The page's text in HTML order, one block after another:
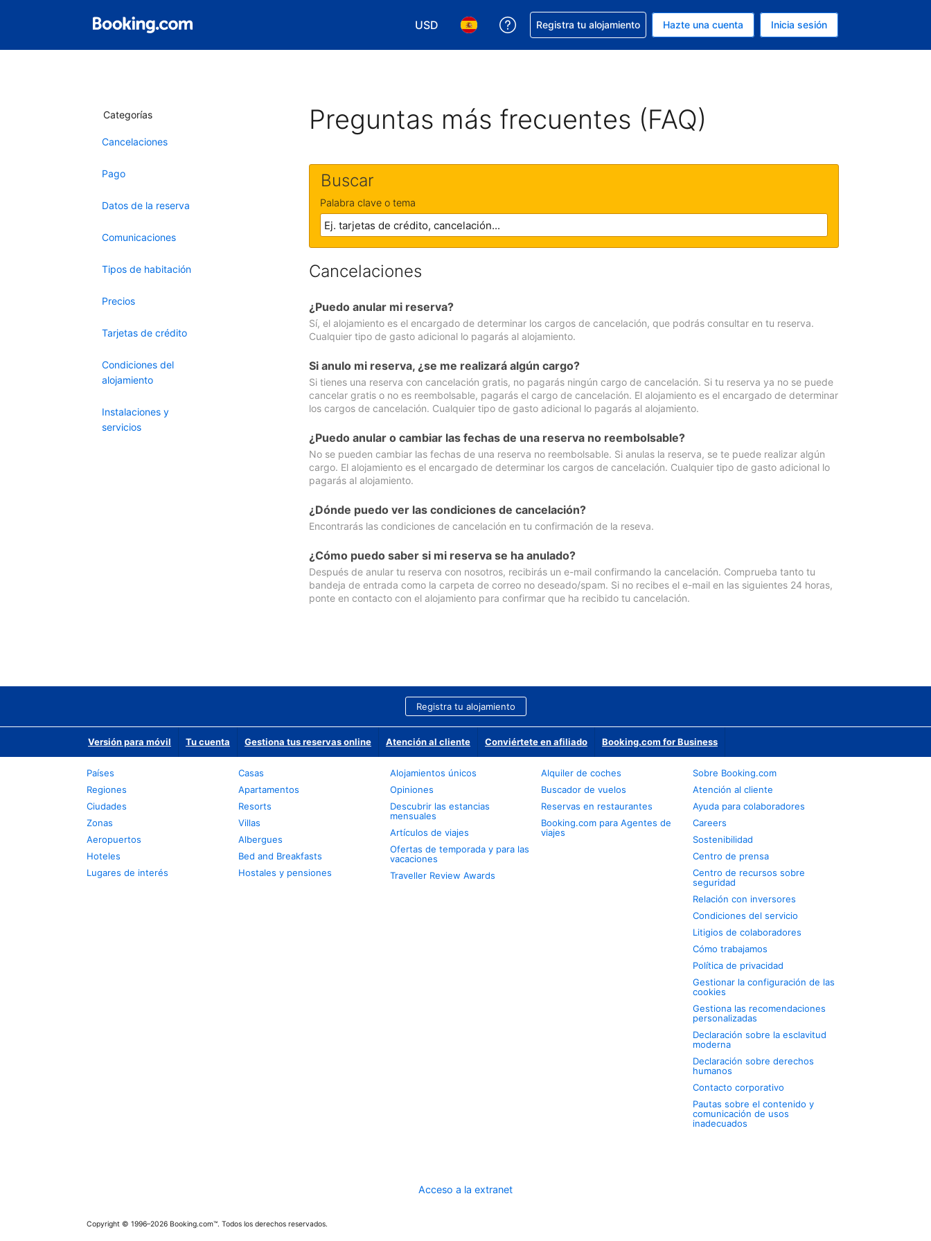
USD
Elegir tu moneda. Tu moneda actual es Dólar de EEUU
Elegir el idioma que prefieres. Tu idioma actual es Español
Obtener ayuda con la reserva
Registra tu alojamiento Hazte una cuenta Inicia sesión
Categorías
Cancelaciones
Pago
Datos de la reserva
Comunicaciones
Tipos de habitación
Precios
Tarjetas de crédito
Condiciones del
alojamiento
Instalaciones y
servicios
Preguntas más frecuentes (FAQ)
Buscar
Palabra clave o tema
Cancelaciones
¿Puedo anular mi reserva?
Sí, el alojamiento es el encargado de determinar los cargos de cancelación, que podrás consultar en tu reserva.
Cualquier tipo de gasto adicional lo pagarás al alojamiento.
Si anulo mi reserva, ¿se me realizará algún cargo?
Si tienes una reserva con cancelación gratis, no pagarás ningún cargo de cancelación. Si tu reserva ya no se puede
cancelar gratis o no es reembolsable, pagarás el cargo de cancelación. El alojamiento es el encargado de determinar
los cargos de cancelación. Cualquier tipo de gasto adicional lo pagarás al alojamiento.
¿Puedo anular o cambiar las fechas de una reserva no reembolsable?
No se pueden cambiar las fechas de una reserva no reembolsable. Si anulas la reserva, se te puede realizar algún
cargo. El alojamiento es el encargado de determinar los cargos de cancelación. Cualquier tipo de gasto adicional lo
pagarás al alojamiento.
¿Dónde puedo ver las condiciones de cancelación?
Encontrarás las condiciones de cancelación en tu confirmación de la reseva.
¿Cómo puedo saber si mi reserva se ha anulado?
Después de anular tu reserva con nosotros, recibirás un e-mail confirmando la cancelación. Comprueba tanto tu
bandeja de entrada como la carpeta de correo no deseado/spam. Si no recibes el e-mail en las siguientes 24 horas,
ponte en contacto con el alojamiento para confirmar que ha recibido tu cancelación.
Registra tu alojamiento
Versión para móvil Tu cuenta Gestiona tus reservas online Atención al cliente Conviértete en afiliado Booking.com for Business
Países
Regiones
Ciudades
Zonas
Aeropuertos
Hoteles
Lugares de interés
Casas
Apartamentos
Resorts
Villas
Albergues
Bed and Breakfasts
Hostales y pensiones
Alojamientos únicos
Opiniones
Descubrir las estancias
mensuales
Artículos de viajes
Ofertas de temporada y para las
vacaciones
Traveller Review Awards
Alquiler de coches
Buscador de vuelos
Reservas en restaurantes
Booking.com para Agentes de
viajes
Sobre Booking.com
Atención al cliente
Ayuda para colaboradores
Careers
Sostenibilidad
Centro de prensa
Centro de recursos sobre
seguridad
Relación con inversores
Condiciones del servicio
Litigios de colaboradores
Cómo trabajamos
Política de privacidad
Gestionar la configuración de las
cookies
Gestiona las recomendaciones
personalizadas
Declaración sobre la esclavitud
moderna
Declaración sobre derechos
humanos
Contacto corporativo
Pautas sobre el contenido y
comunicación de usos
inadecuados
Acceso a la extranet
Copyright © 1996–2026 Booking.com™. Todos los derechos reservados.